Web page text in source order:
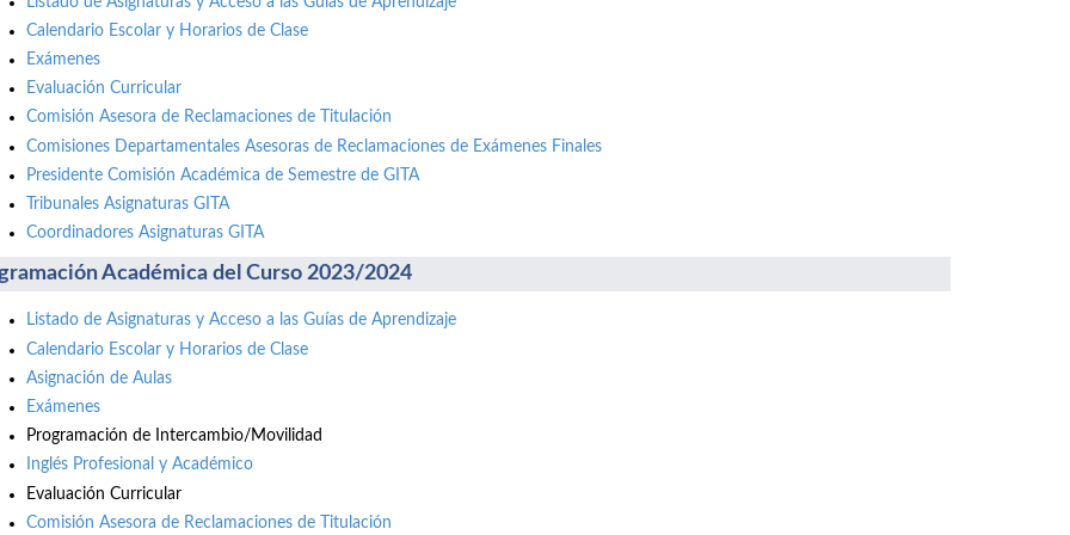
Calendario Escolar y Horarios de Clase
Exámenes
Evaluación Curricular
Comisión Asesora de Reclamaciones de Titulación
Comisiones Departamentales Asesoras de Reclamaciones de Exámenes Finales
Presidente Comisión Académica de Semestre de GITA
Tribunales Asignaturas GITA
Coordinadores Asignaturas GITA
Académica del Curso 2023/2024
Listado de Asignaturas y Acceso a las Guías de Aprendizaje
Calendario Escolar y Horarios de Clase
Asignación de Aulas
Exámenes
Programación de Intercambio/Movilidad
Inglés Profesional y Académico
Evaluación Curricular
Comisión Asesora de Reclamaciones de Titulación